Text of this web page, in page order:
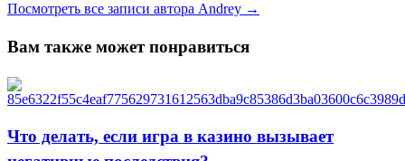
Посмотреть все записи автора Andrey →
Вам также может понравиться
Что делать, если игра в казино вызывает